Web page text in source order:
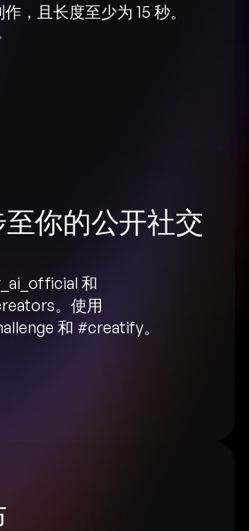
，且长度至少为 15 秒。
你的公开社交
。使用
和 #creatify。